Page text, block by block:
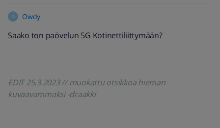
O Owdy
Saako ton paövelun 5G Kotinettiliittymään?
EDIT 25.3.2023 // muokattu otsikkoa hieman
kuvaavammaksi -draakki